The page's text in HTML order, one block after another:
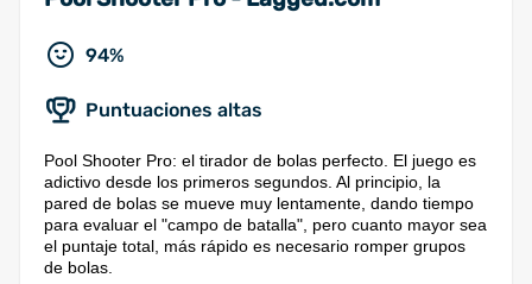
94%
Puntuaciones altas
Pool Shooter Pro: el tirador de bolas perfecto. El juego es
adictivo desde los primeros segundos. Al principio, la
pared de bolas se mueve muy lentamente, dando tiempo
para evaluar el "campo de batalla", pero cuanto mayor sea
el puntaje total, más rápido es necesario romper grupos
de bolas.